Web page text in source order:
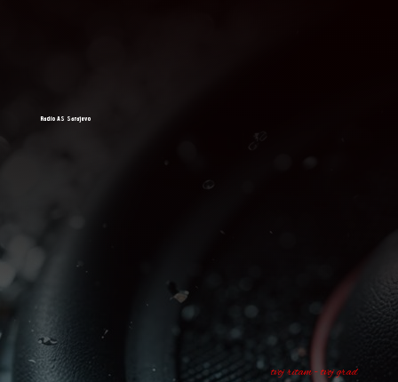
Radio AS Sarajevo
tvoj ritam - tvoj grad